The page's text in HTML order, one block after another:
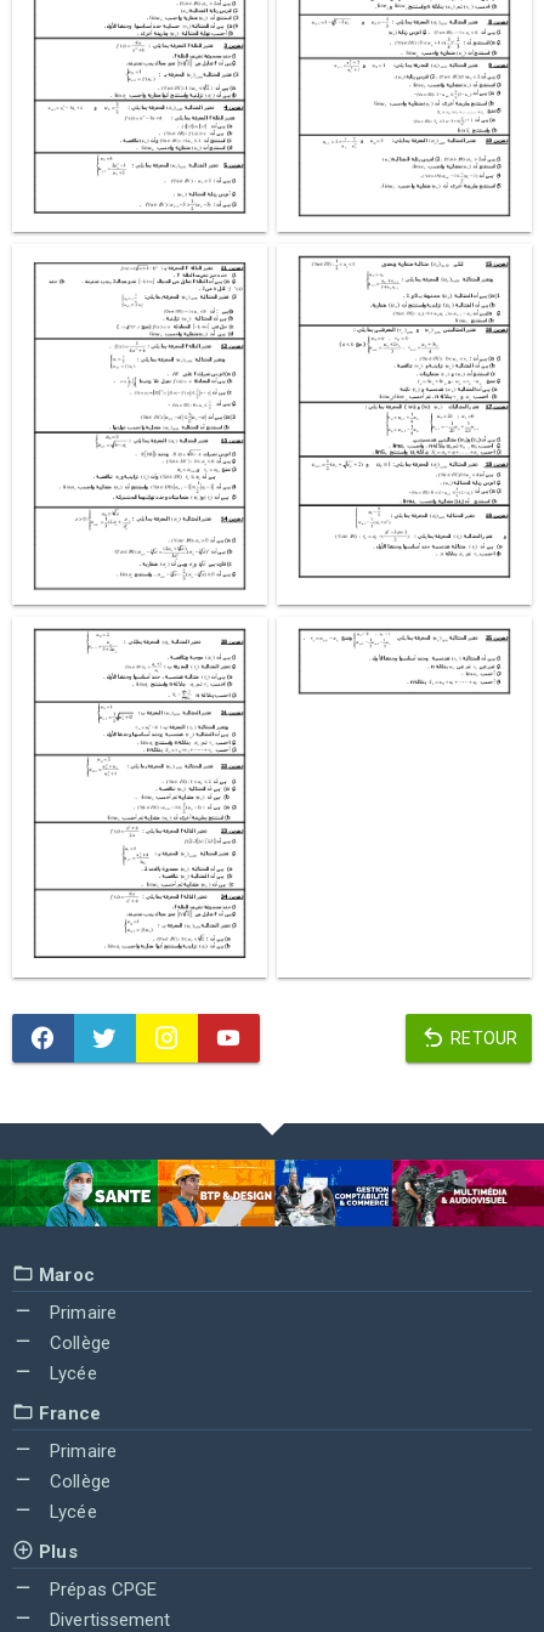
RETOUR
Maroc
Primaire
Collège
Lycée
France
Primaire
Collège
Lycée
Plus
Prépas CPGE
Divertissement